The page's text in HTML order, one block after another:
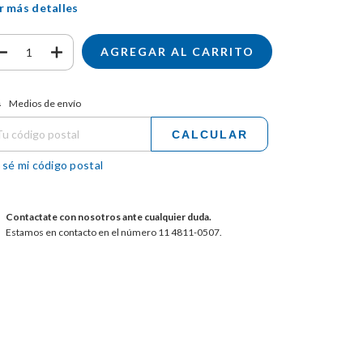
más detalles
para el CP:
Medios de envío
CALCULAR
sé mi código postal
Contactate con nosotros ante cualquier duda.
Estamos en contacto en el número 11 4811-0507.